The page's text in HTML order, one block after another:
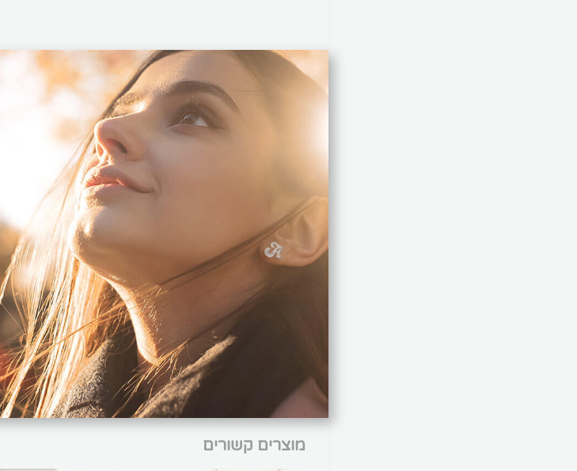
תיאור
שרשרת אינפיניטי עם 2 שמות בכסף היא
של סימן האינסוף. מתנה מושלמת לאמא, לבן/בת זוג או לכל
מוצרים קשורים